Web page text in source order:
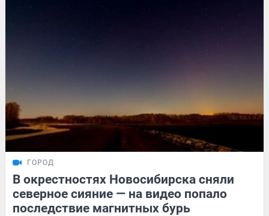
ГОРОД
В окрестностях Новосибирска сняли
северное сияние — на видео попало
последствие магнитных бурь